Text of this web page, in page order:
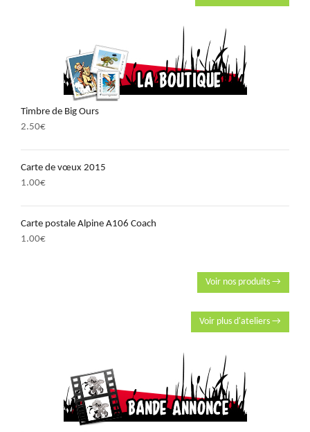
Timbre de Big Ours
2.50€
Carte de vœux 2015
1.00€
Carte postale Alpine A106 Coach
1.00€
Voir nos produits →
Voir plus d'ateliers →